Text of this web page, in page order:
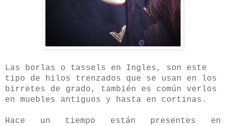
Las borlas o tassels en Ingles, son este
tipo de hilos trenzados que se usan en los
birretes de grado, también es común verlos
en muebles antiguos y hasta en cortinas.
Hace un tiempo están presentes en